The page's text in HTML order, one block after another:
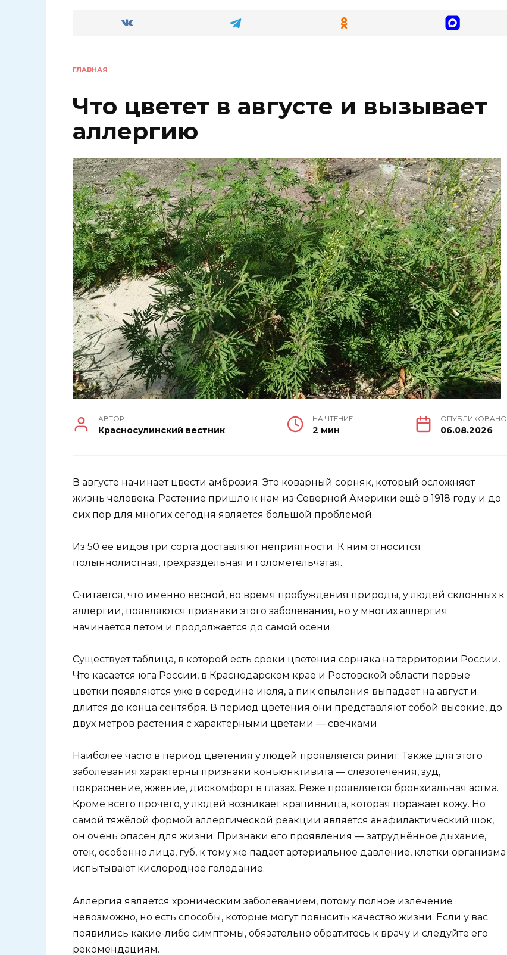
ГЛАВНАЯ
Что цветет в августе и вызывает
аллергию
АВТОР
Красносулинский вестник
НА ЧТЕНИЕ
2 мин
ОПУБЛИКОВАНО
06.08.2026
В августе начинает цвести амброзия. Это коварный сорняк, который осложняет
жизнь человека. Растение пришло к нам из Северной Америки ещё в 1918 году и до
сих пор для многих сегодня является большой проблемой.
Из 50 ее видов три сорта доставляют неприятности. К ним относится
полыннолистная, трехраздельная и голометельчатая.
Считается, что именно весной, во время пробуждения природы, у людей склонных к
аллергии, появляются признаки этого заболевания, но у многих аллергия
начинается летом и продолжается до самой осени.
Существует таблица, в которой есть сроки цветения сорняка на территории России.
Что касается юга России, в Краснодарском крае и Ростовской области первые
цветки появляются уже в середине июля, а пик опыления выпадает на август и
длится до конца сентября. В период цветения они представляют собой высокие, до
двух метров растения с характерными цветами — свечками.
Наиболее часто в период цветения у людей проявляется ринит. Также для этого
заболевания характерны признаки конъюнктивита — слезотечения, зуд,
покраснение, жжение, дискомфорт в глазах. Реже проявляется бронхиальная астма.
Кроме всего прочего, у людей возникает крапивница, которая поражает кожу. Но
самой тяжёлой формой аллергической реакции является анафилактический шок,
он очень опасен для жизни. Признаки его проявления — затруднённое дыхание,
отек, особенно лица, губ, к тому же падает артериальное давление, клетки организма
испытывают кислородное голодание.
Аллергия является хроническим заболеванием, потому полное излечение
невозможно, но есть способы, которые могут повысить качество жизни. Если у вас
появились какие-либо симптомы, обязательно обратитесь к врачу и следуйте его
рекомендациям.